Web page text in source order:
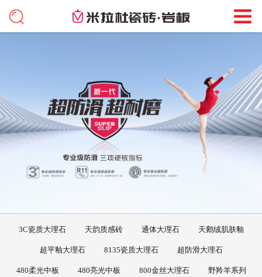
3C瓷质大理石 天韵质感砖 通体大理石 天鹅绒肌肤釉
超平釉大理石 8135瓷质大理石 超防滑大理石
480柔光中板 480亮光中板 800金丝大理石 野羚羊系列